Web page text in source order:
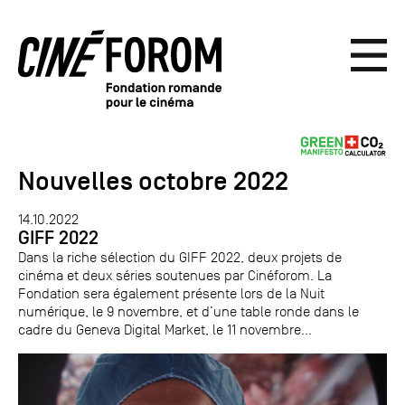
Nouvelles octobre 2022
14.10.2022
GIFF 2022
Dans la riche sélection du GIFF 2022, deux projets de
cinéma et deux séries soutenues par Cinéforom. La
Fondation sera également présente lors de la Nuit
numérique, le 9 novembre, et d’une table ronde dans le
cadre du Geneva Digital Market, le 11 novembre...